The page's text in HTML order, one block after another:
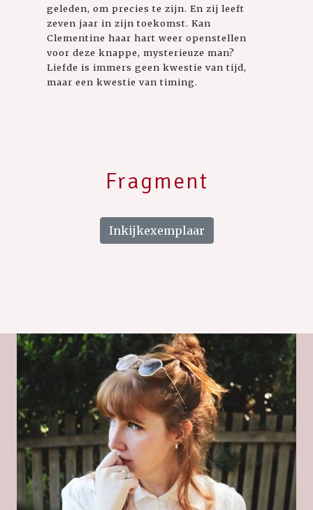
geleden, om precies te zijn. En zij leeft
zeven jaar in zijn toekomst. Kan
Clementine haar hart weer openstellen
voor deze knappe, mysterieuze man?
Liefde is immers geen kwestie van tijd,
maar een kwestie van timing.
Fragment
Inkijkexemplaar